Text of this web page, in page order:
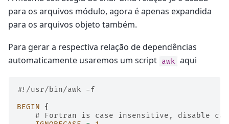
para os arquivos módulo, agora é apenas expandida
para os arquivos objeto também.
Para gerar a respectiva relação de dependências
automaticamente usaremos um script awk aqui
#!/usr/bin/awk -f
BEGIN
{
# Fortran is case insensitive, disable